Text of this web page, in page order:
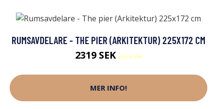
RUMSAVDELARE - THE PIER (ARKITEKTUR) 225X172 CM
2319 SEK2724 SEK
MER INFO!